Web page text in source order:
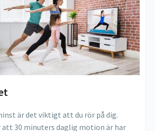
är det viktigt att du rör på dig.
att 30 minuters daglig motion är har